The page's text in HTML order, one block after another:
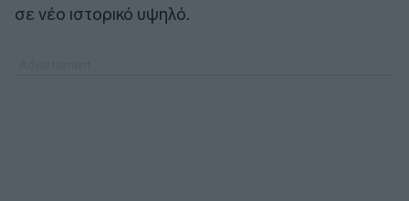
σε νέο ιστορικό υψηλό.